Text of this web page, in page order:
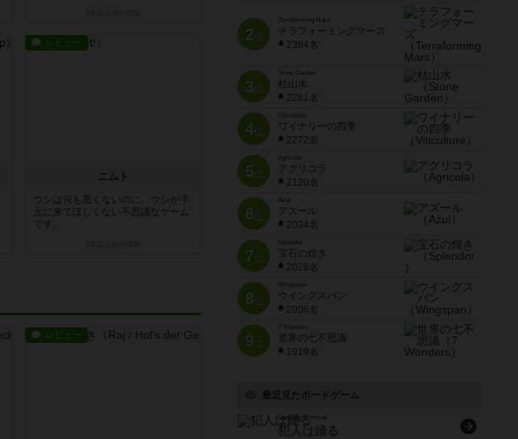
レビュー
ニムト
ウシは何も悪くないのに、ウシが手
元に来てほしくない不思議なゲーム
です...
レビュー
2位
Terraforming Mars
テラフォーミングマーズ
2394名
3位
Stone Garden
枯山水
2281名
4位
Viticulture
ワイナリーの四季
2272名
5位
Agricola
アグリコラ
2120名
6位
Azul
アズール
2034名
7位
宝石の煌き
2028名
8位
Wingspan
ウイングスパン
2006名
9位
7 Wonders
世界の七不思議
1919名
最近見たボードゲーム
Dancing Criminal
犯人は踊る